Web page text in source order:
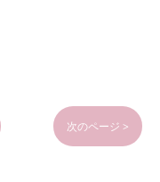
次のページ >